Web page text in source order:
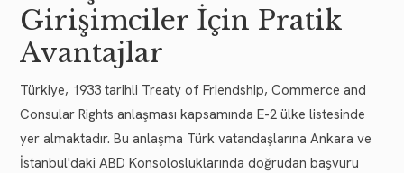
Girişimciler İçin Pratik
Avantajlar
Türkiye, 1933 tarihli Treaty of Friendship, Commerce and
Consular Rights anlaşması kapsamında E-2 ülke listesinde
yer almaktadır. Bu anlaşma Türk vatandaşlarına Ankara ve
İstanbul'daki ABD Konsolosluklarında doğrudan başvuru